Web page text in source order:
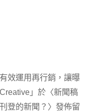
效運用再行銷，讓曝
」於〈新聞稿
登的新聞？ 〉發佈留